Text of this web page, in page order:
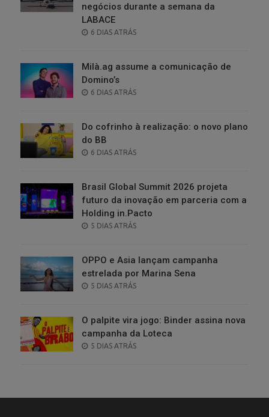
negócios durante a semana da
LABACE
POSTED
6 DIAS ATRÁS
Milà.ag assume a comunicação de
Domino’s
POSTED
6 DIAS ATRÁS
Do cofrinho à realização: o novo plano
do BB
POSTED
6 DIAS ATRÁS
Brasil Global Summit 2026 projeta
futuro da inovação em parceria com a
Holding in.Pacto
POSTED
5 DIAS ATRÁS
OPPO e Asia lançam campanha
estrelada por Marina Sena
POSTED
5 DIAS ATRÁS
O palpite vira jogo: Binder assina nova
campanha da Loteca
POSTED
5 DIAS ATRÁS